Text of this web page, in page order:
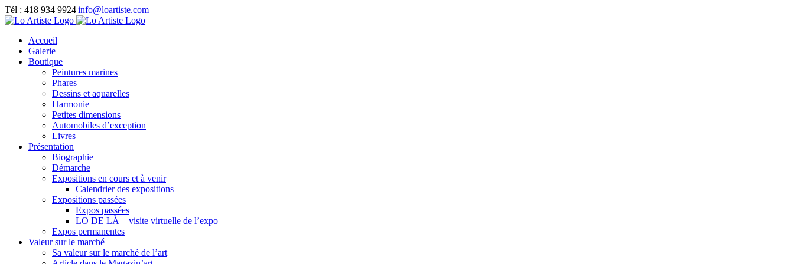
Passer
au
Tél : 418 934 9924|info@loartiste.com
Facebook
Instagram
Email
Pinterest
YouTube
Accueil
Galerie
Boutique
Peintures marines
Phares
Dessins et aquarelles
Harmonie
Petites dimensions
Automobiles d’exception
Livres
Présentation
Biographie
Démarche
Expositions en cours et à venir
Calendrier des expositions
Expositions passées
Expos passées
LO DE LÀ – visite virtuelle de l’expo
Expos permanentes
Valeur sur le marché
Sa valeur sur le marché de l’art